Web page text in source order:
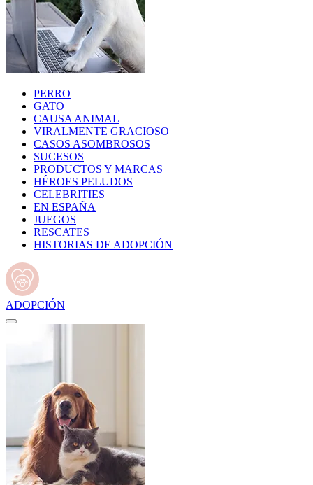
PERRO
GATO
CAUSA ANIMAL
VIRALMENTE GRACIOSO
CASOS ASOMBROSOS
SUCESOS
PRODUCTOS Y MARCAS
HÉROES PELUDOS
CELEBRITIES
EN ESPAÑA
JUEGOS
RESCATES
HISTORIAS DE ADOPCIÓN
ADOPCIÓN